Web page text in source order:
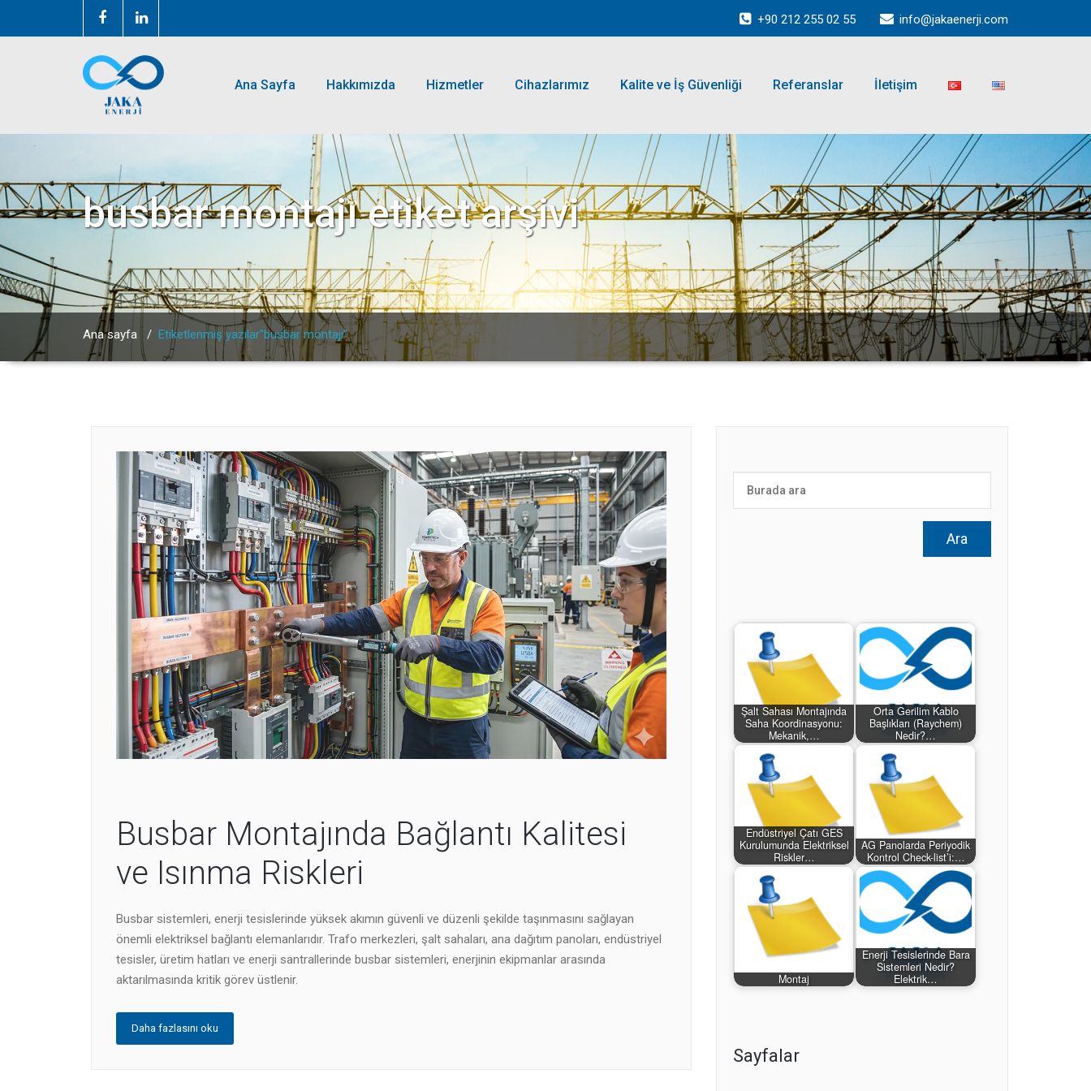
+90 212 255 02 55 info@jakaenerji.com
Ana Sayfa Hakkımızda Hizmetler Cihazlarımız Kalite ve İş Güvenliği Referanslar İletişim
busbar montajıetiket arşivi
Ana sayfa / Etiketlenmiş yazılar"busbar montajı"
Busbar Montajında Bağlantı Kalitesi
ve Isınma Riskleri
Busbar sistemleri, enerji tesislerinde yüksek akımın güvenli ve düzenli şekilde taşınmasını sağlayan
önemli elektriksel bağlantı elemanlarıdır. Trafo merkezleri, şalt sahaları, ana dağıtım panoları, endüstriyel
tesisler, üretim hatları ve enerji santrallerinde busbar sistemleri, enerjinin ekipmanlar arasında
aktarılmasında kritik görev üstlenir.
Daha fazlasını oku
Şalt Sahası Montajında
Saha Koordinasyonu:
Mekanik,…
Orta Gerilim Kablo
Başlıkları (Raychem)
Nedir?…
Endüstriyel Çatı GES
Kurulumunda Elektriksel
Riskler…
AG Panolarda Periyodik
Kontrol Check-list’i:…
Montaj
Enerji Tesislerinde Bara
Sistemleri Nedir?
Elektrik…
Sayfalar